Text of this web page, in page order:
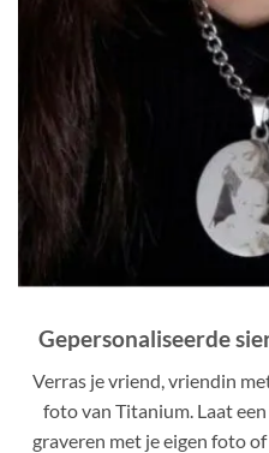
Gepersonaliseerde
Verras je vriend, vriendin
foto van Titanium. Laat
graveren met je eigen foto